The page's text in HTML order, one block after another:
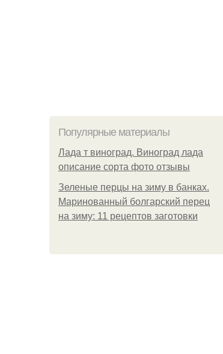
Популярные материалы
Лада т виноград. Виноград лада
описание сорта фото отзывы
Зеленые перцы на зиму в банках.
Маринованный болгарский перец
на зиму: 11 рецептов заготовки